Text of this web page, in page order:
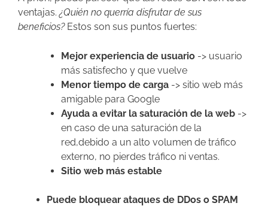
ventajas. ¿Quién no querría disfrutar de sus
beneficios? Estos son sus puntos fuertes:
Mejor experiencia de usuario -> usuario
más satisfecho y que vuelve
Menor tiempo de carga -> sitio web más
amigable para Google
Ayuda a evitar la saturación de la web ->
en caso de una saturación de la
red,debido a un alto volumen de tráfico
externo, no pierdes tráfico ni ventas.
Sitio web más estable
Puede bloquear ataques de DDos o SPAM